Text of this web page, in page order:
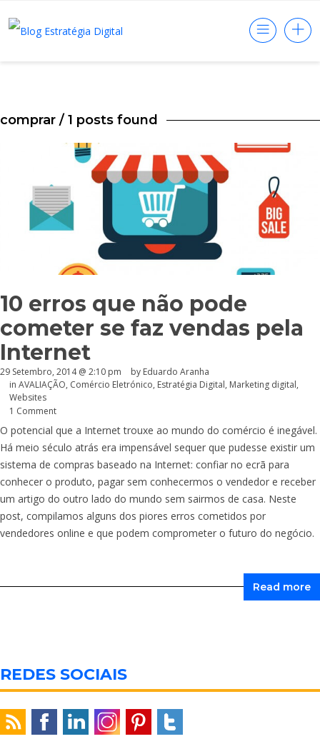
comprar / 1 posts found
10 erros que não pode
cometer se faz vendas pela
Internet
29 Setembro, 2014 @ 2:10 pm by Eduardo Aranha
in AVALIAÇÃO, Comércio Eletrónico, Estratégia Digital, Marketing digital,
Websites
1 Comment
O potencial que a Internet trouxe ao mundo do comércio é inegável.
Há meio século atrás era impensável sequer que pudesse existir um
sistema de compras baseado na Internet: confiar no ecrã para
conhecer o produto, pagar sem conhecermos o vendedor e receber
um artigo do outro lado do mundo sem sairmos de casa. Neste
post, compilamos alguns dos piores erros cometidos por
vendedores online e que podem comprometer o futuro do negócio.
Read more
REDES SOCIAIS